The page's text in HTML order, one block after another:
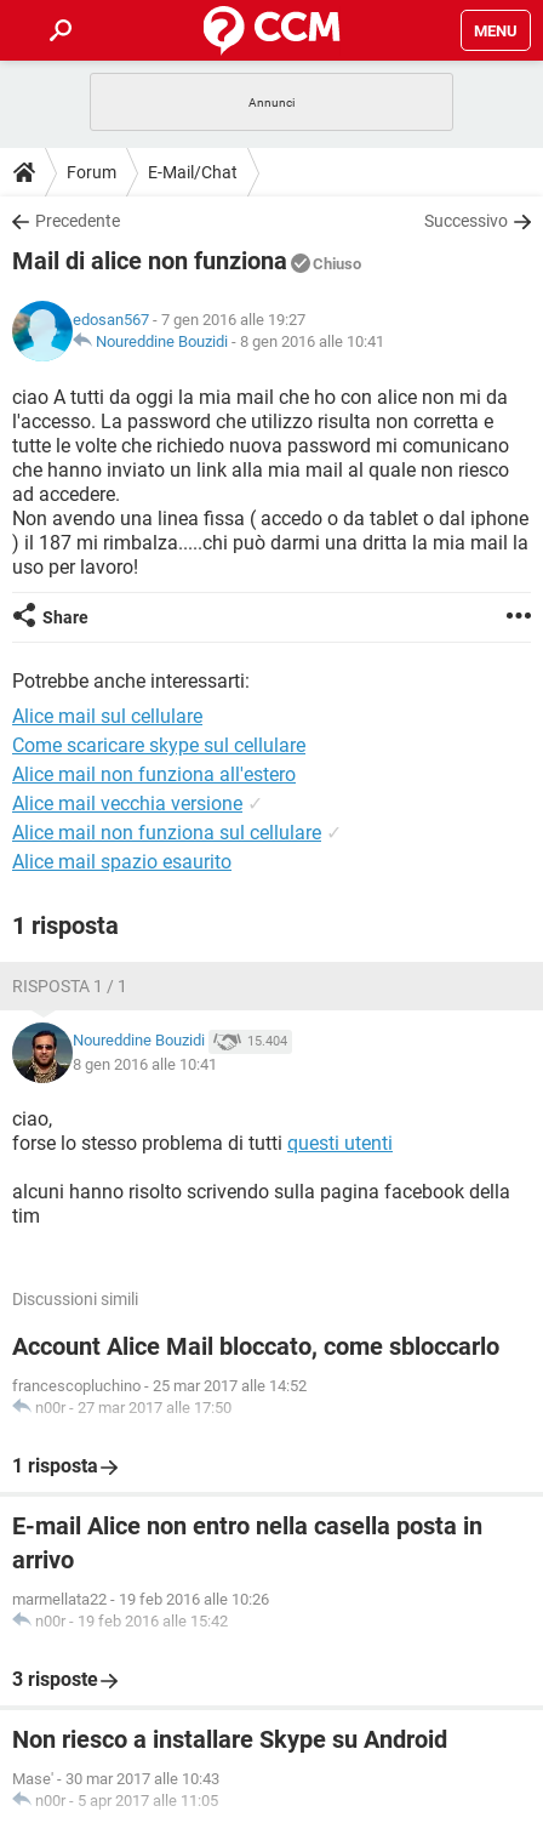
MENU
INTRATTENIMENTO
iOS
INSTAGRAM WHATSAPP
TIKTOK
HARDWARE
GUIDE
COVID-19
INSTAGRAM WHATSAPP
TIKTOK
HARDWARE
DOWNLOAD
COVID-19 GAMING
INTRATTENIMENTO
iOS WINDOWS 10
INSTAGRAM WHATSAPP
TIKTOK FACEBOOK
HARDWARE
COVID-19 GAMING
INTRATTENIMENTO
iOS WINDOWS 10
INSTAGRAM WHATSAPP
TIKTOK
HARDWARE
GLOSSARIO
COVID-19 GAMING
INTRATTENIMENTO ANDROID
iOS WINDOWS 10
INSTAGRAM WHATSAPP
TIKTOK FACEBOOK
Forum E-Mail/Chat
Precedente Successivo
Mail di alice non funziona Chiuso
edosan567 - 7 gen 2016 alle 19:27
Noureddine Bouzidi - 8 gen 2016 alle 10:41
ciao A tutti da oggi la mia mail che ho con alice non mi da
l'accesso. La password che utilizzo risulta non corretta e
tutte le volte che richiedo nuova password mi comunicano
che hanno inviato un link alla mia mail al quale non riesco
ad accedere.
Non avendo una linea fissa ( accedo o da tablet o dal iphone
) il 187 mi rimbalza.....chi può darmi una dritta la mia mail la
uso per lavoro!
Share
Potrebbe anche interessarti:
Alice mail sul cellulare
Come scaricare skype sul cellulare
Alice mail non funziona all'estero
Alice mail vecchia versione ✓
Alice mail non funziona sul cellulare ✓
Alice mail spazio esaurito
1 risposta
RISPOSTA 1 / 1
Noureddine Bouzidi 15.404
8 gen 2016 alle 10:41
ciao,
forse lo stesso problema di tutti questi utenti
alcuni hanno risolto scrivendo sulla pagina facebook della
tim
Discussioni simili
Account Alice Mail bloccato, come sbloccarlo
francescopluchino - 25 mar 2017 alle 14:52
n00r - 27 mar 2017 alle 17:50
1 risposta
E-mail Alice non entro nella casella posta in
arrivo
marmellata22 - 19 feb 2016 alle 10:26
n00r - 19 feb 2016 alle 15:42
3 risposte
Non riesco a installare Skype su Android
Mase' - 30 mar 2017 alle 10:43
n00r - 5 apr 2017 alle 11:05